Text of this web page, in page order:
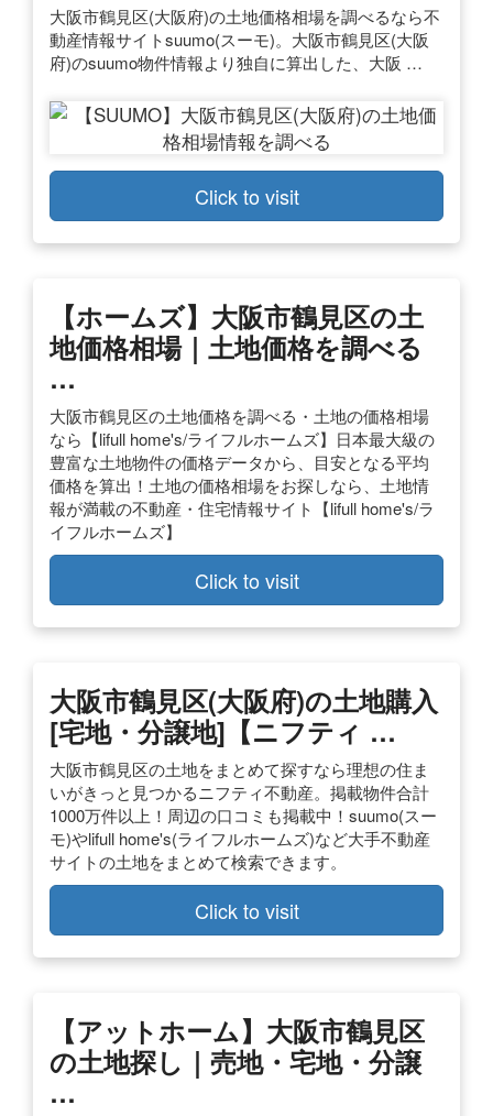
大阪市鶴見区(大阪府)の土地価格相場を調べるなら不
動産情報サイトsuumo(スーモ)。大阪市鶴見区(大阪
府)のsuumo物件情報より独自に算出した、大阪 …
Click to visit
【ホームズ】大阪市鶴見区の土
地価格相場｜土地価格を調べる
…
大阪市鶴見区の土地価格を調べる・土地の価格相場
なら【lifull home's/ライフルホームズ】日本最大級の
豊富な土地物件の価格データから、目安となる平均
価格を算出！土地の価格相場をお探しなら、土地情
報が満載の不動産・住宅情報サイト【lifull home's/ラ
イフルホームズ】
Click to visit
大阪市鶴見区(大阪府)の土地購入
[宅地・分譲地]【ニフティ …
大阪市鶴見区の土地をまとめて探すなら理想の住ま
いがきっと見つかるニフティ不動産。掲載物件合計
1000万件以上！周辺の口コミも掲載中！suumo(スー
モ)やlifull home's(ライフルホームズ)など大手不動産
サイトの土地をまとめて検索できます。
Click to visit
【アットホーム】大阪市鶴見区
の土地探し｜売地・宅地・分譲
…